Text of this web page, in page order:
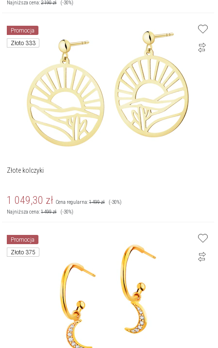
Najniższa cena:2 190zł (-30%)
Promocja
Złoto 333
Złote kolczyki
1 049,30 zł Cena regularna:1 499zł
(-30%)
Najniższa cena:1 499zł (-30%)
Promocja
Złoto 375